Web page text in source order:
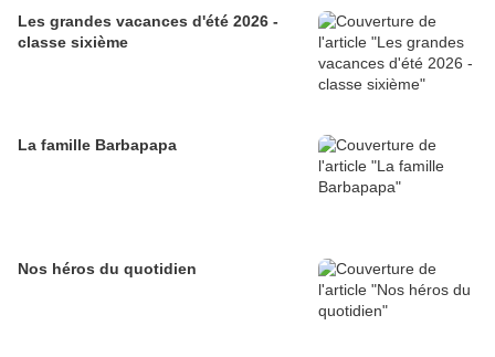
Les grandes vacances d'été 2026 -
classe sixième
La famille Barbapapa
Nos héros du quotidien